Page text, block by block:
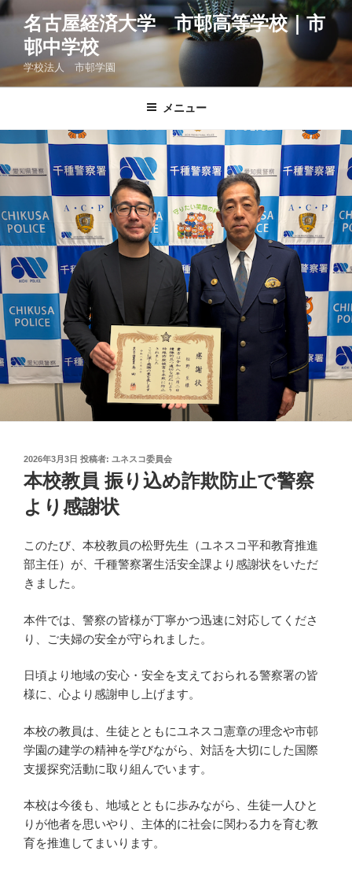
コ
ン
ツ
キ
プ
名古屋経済大学 市邨高等学校｜市
邨中学校
学校法人 市邨学園
メニュー
投
日:
2026年3月3日 投稿者: ユネスコ委員会
本校教員 振り込め詐欺防止で警察
より感謝状
このたび、本校教員の松野先生（ユネスコ平和教育推進
部主任）が、千種警察署生活安全課より感謝状をいただ
きました。
本件では、警察の皆様が丁寧かつ迅速に対応してくださ
り、ご夫婦の安全が守られました。
日頃より地域の安心・安全を支えておられる警察署の皆
様に、心より感謝申し上げます。
本校の教員は、生徒とともにユネスコ憲章の理念や市邨
学園の建学の精神を学びながら、対話を大切にした国際
支援探究活動に取り組んでいます。
本校は今後も、地域とともに歩みながら、生徒一人ひと
りが他者を思いやり、主体的に社会に関わる力を育む教
育を推進してまいります。